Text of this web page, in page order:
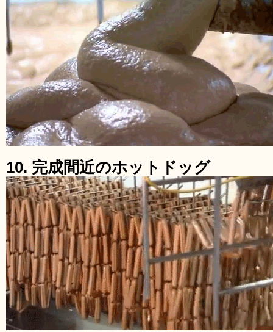
10. 完成間近のホットドッグ